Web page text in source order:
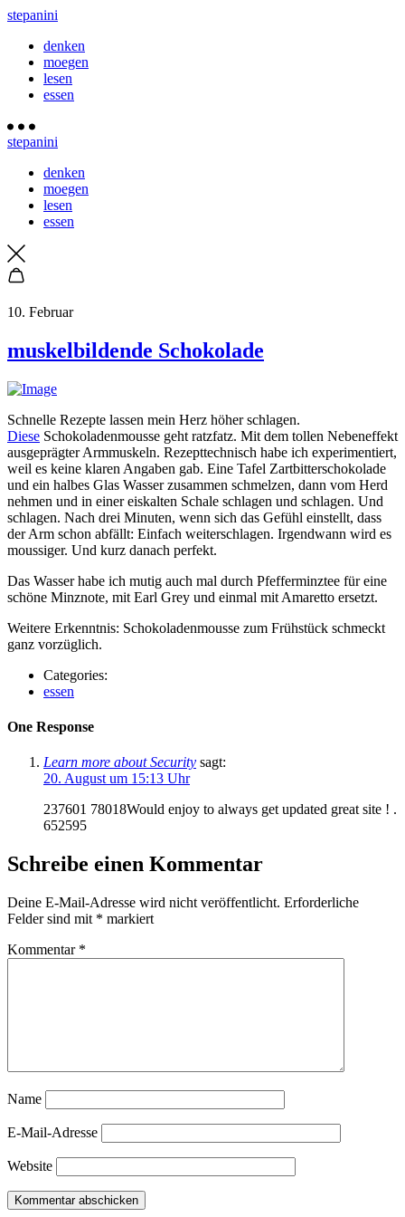
stepanini
denken
moegen
lesen
essen
stepanini
denken
moegen
lesen
essen
10. Februar
muskelbildende Schokolade
Schnelle Rezepte lassen mein Herz höher schlagen.
Diese Schokoladenmousse geht ratzfatz. Mit dem tollen Nebeneffekt
ausgeprägter Armmuskeln. Rezepttechnisch habe ich experimentiert,
weil es keine klaren Angaben gab. Eine Tafel Zartbitterschokolade
und ein halbes Glas Wasser zusammen schmelzen, dann vom Herd
nehmen und in einer eiskalten Schale schlagen und schlagen. Und
schlagen. Nach drei Minuten, wenn sich das Gefühl einstellt, dass
der Arm schon abfällt: Einfach weiterschlagen. Irgendwann wird es
moussiger. Und kurz danach perfekt.
Das Wasser habe ich mutig auch mal durch Pfefferminztee für eine
schöne Minznote, mit Earl Grey und einmal mit Amaretto ersetzt.
Weitere Erkenntnis: Schokoladenmousse zum Frühstück schmeckt
ganz vorzüglich.
Categories:
essen
One Response
Learn more about Security sagt:
20. August um 15:13 Uhr
237601 78018Would enjoy to always get updated great site ! .
652595
Schreibe einen Kommentar
Deine E-Mail-Adresse wird nicht veröffentlicht. Erforderliche
Felder sind mit * markiert
Kommentar *
Name
E-Mail-Adresse
Website